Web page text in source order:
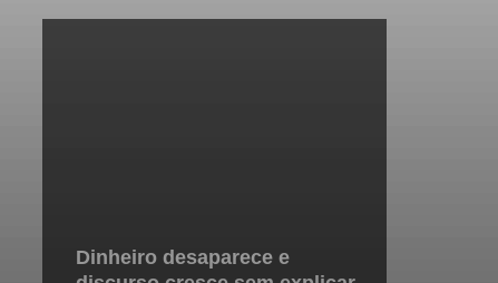
Dinheiro desaparece e